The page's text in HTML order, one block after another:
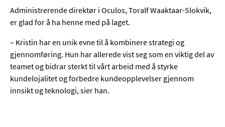
Administrerende direktør i Oculos, Toralf Waaktaar-Slokvik,
er glad for å ha henne med på laget.
– Kristin har en unik evne til å kombinere strategi og
gjennomføring. Hun har allerede vist seg som en viktig del av
teamet og bidrar sterkt til vårt arbeid med å styrke
kundelojalitet og forbedre kundeopplevelser gjennom
innsikt og teknologi, sier han.